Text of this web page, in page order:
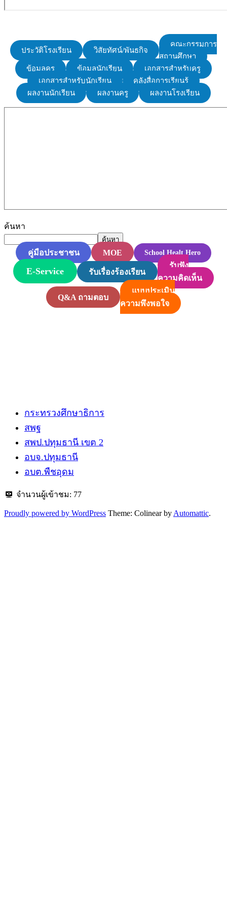
ประวัติโรงเรียน วิสัยทัศน์/พันธกิจ
คณะกรรมการ
สถานศึกษา
ข้อมูลครู
ข้อมูลนักเรียน
เอกสารสำหรับครู
เอกสารสำหรับนักเรียน
คลังสื่อการเรียนรู้
ผลงานนักเรียน
ผลงานครู ผลงานโรงเรียน
ค้นหา
ค้นหา
คู่มือประชาชน MOE School Healt Hero
E-Service รับเรื่องร้องเรียน
รับฟัง
ความคิดเห็น
Q&A ถามตอบ
แบบประเมิน
ความพึงพอใจ
กระทรวงศึกษาธิการ
สพฐ
สพป.ปทุมธานี​ เขต 2
อบจ.ปทุมธานี
อบต.พืชอุดม
จำนวนผู้เข้าชม: 77
Proudly powered by WordPress Theme: Colinear by Automattic.